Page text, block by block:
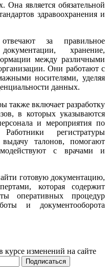
Она является обязательной
здравоохранения и
за правильное
хранение,
между различными
Они работают с
носителями, уделяя
данных.
также включает разработку
в которых указываются
и мероприятия по
регистратуры
талонов, помогают
с врачами и
готовую документацию,
которая содержит
оперативных процедур
и документооборота
изменений на сайте
Подписаться